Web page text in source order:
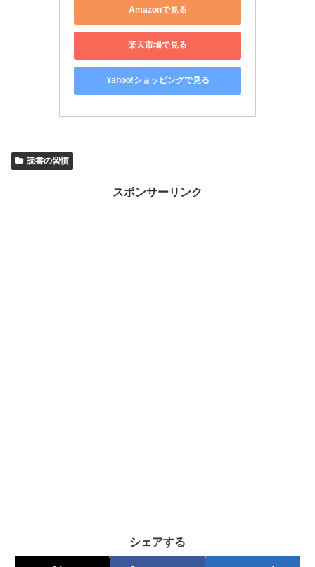
Amazonで見る
楽天市場で見る
Yahoo!ショッピングで見る
読書の習慣
スポンサーリンク
シェアする